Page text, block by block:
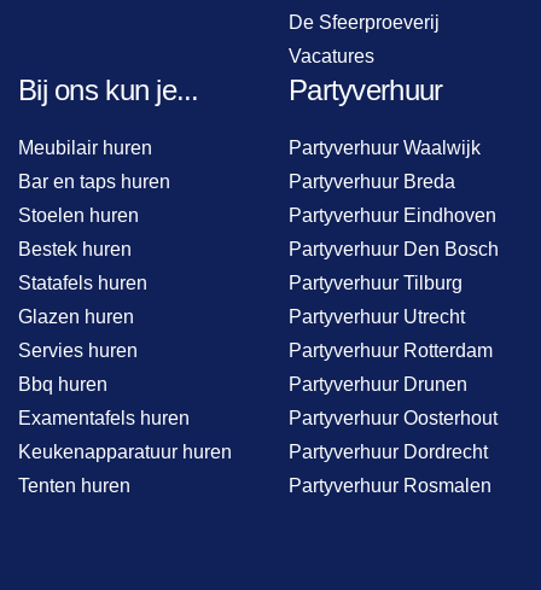
De Sfeerproeverij
Vacatures
Bij ons kun je...
Meubilair huren
Bar en taps huren
Stoelen huren
Bestek huren
Statafels huren
Glazen huren
Servies huren
Bbq huren
Examentafels huren
Keukenapparatuur huren
Tenten huren
Partyverhuur
Partyverhuur Waalwijk
Partyverhuur Breda
Partyverhuur Eindhoven
Partyverhuur Den Bosch
Partyverhuur Tilburg
Partyverhuur Utrecht
Partyverhuur Rotterdam
Partyverhuur Drunen
Partyverhuur Oosterhout
Partyverhuur Dordrecht
Partyverhuur Rosmalen